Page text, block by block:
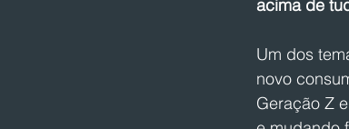
acima de
Um dos
novo
Geração Z